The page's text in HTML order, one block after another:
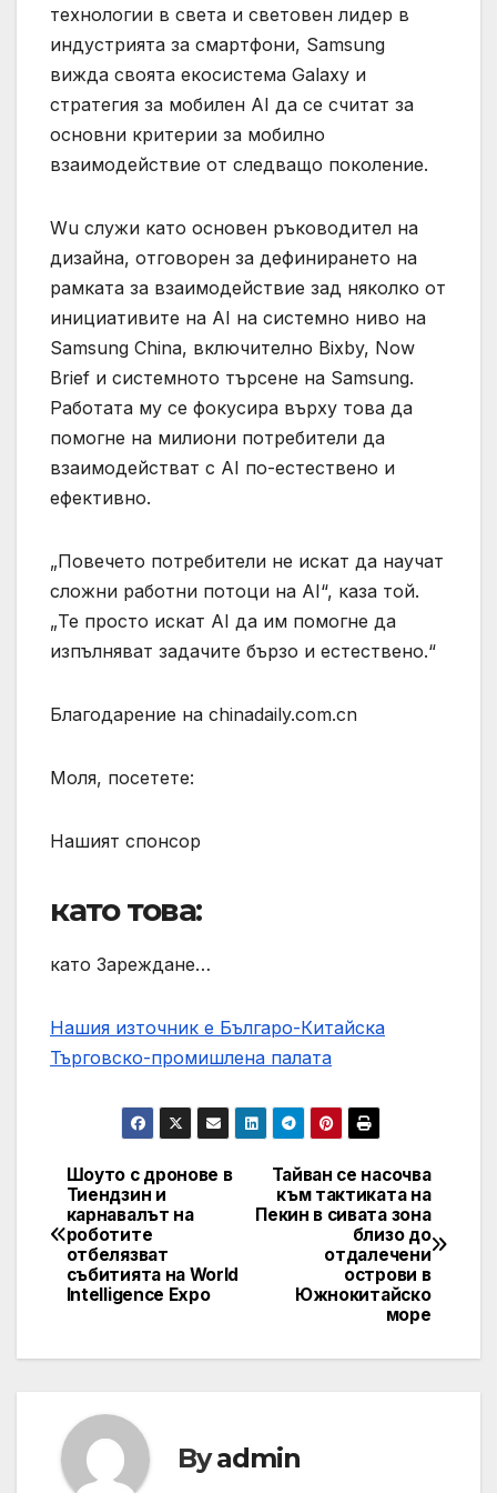
технологии в света и световен лидер в
индустрията за смартфони, Samsung
вижда своята екосистема Galaxy и
стратегия за мобилен AI да се считат за
основни критерии за мобилно
взаимодействие от следващо поколение.
Wu служи като основен ръководител на
дизайна, отговорен за дефинирането на
рамката за взаимодействие зад няколко от
инициативите на AI на системно ниво на
Samsung China, включително Bixby, Now
Brief и системното търсене на Samsung.
Работата му се фокусира върху това да
помогне на милиони потребители да
взаимодействат с AI по-естествено и
ефективно.
„Повечето потребители не искат да научат
сложни работни потоци на AI“, каза той.
„Те просто искат AI да им помогне да
изпълняват задачите бързо и естествено.“
Благодарение на chinadaily.com.cn
Моля, посетете:
Нашият спонсор
като това:
като Зареждане…
Нашия източник е Българо-Китайска
Търговско-промишлена палaта
Post
navigation
Тайван се насочва
към тактиката на
Пекин в сивата зона
близо до
отдалечени
острови в
Южнокитайско
море
Шоуто с дронове в
Тиендзин и
карнавалът на
роботите
отбелязват
събитията на World
Intelligence Expo
Byadmin